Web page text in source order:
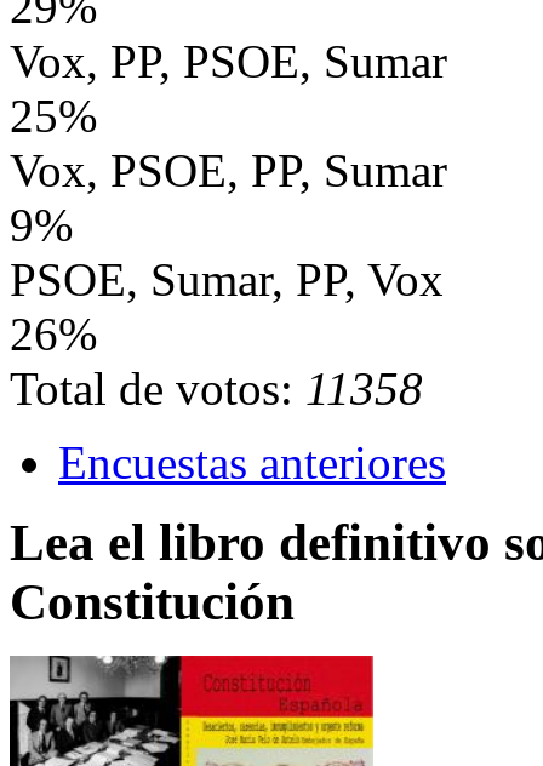
Vox, PP, PSOE, Sumar
25%
Vox, PSOE, PP, Sumar
9%
PSOE, Sumar, PP, Vox
26%
Total de votos: 11358
Encuestas anteriores
Lea el libro definitivo
Constitución